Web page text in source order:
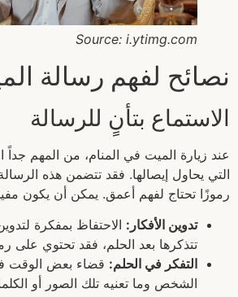
Source: i.ytimg.com
نصائح لفهم رسالة
الاستماع بتأنٍ للرسالة
عند زيارة الميت في المنام، من المهم جداً
التي يحاول إيصالها. فقد تتضمن هذه
رموزًا تحتاج لفهم أعمق. يمكن أن يكون
تدوين الأفكار: الاحتفاظ بمفكرة
تتذكرها بعد الحلم، فقد تحتوي على
التفكر في الحلم: قضاء بعض الوقت
الشخص وما تعنيه تلك الصور أو